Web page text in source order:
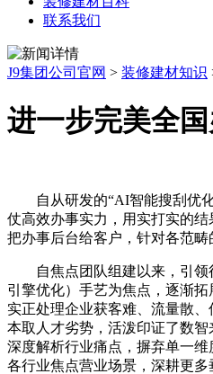
联系我们
J9集团公司官网 > 装修建材知识
进一步完美全
自从研发的“AI智能搜刮优化
仗高效办事实力，用实打实的
把办事后台给客户，针对各范畴
自焦点团队组建以来，引领
引擎优化）手艺为焦点，逐渐拓
实正处理企业获客难、流量散
本取人才劣势，活泼印证了数智
深度解析行业痛点，摒弃单一
各行业焦点营业场景，深耕更